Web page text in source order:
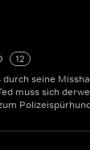
12
seine
muss sich